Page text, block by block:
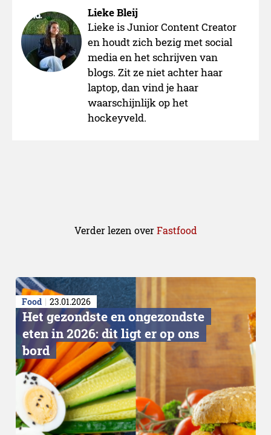
Lieke Bleij
Lieke is Junior Content Creator
en houdt zich bezig met social
media en het schrijven van
blogs. Zit ze niet achter haar
laptop, dan vind je haar
waarschijnlijk op het
hockeyveld.
Verder lezen overFastfood
Food 23.01.2026
Het gezondste en ongezondste
eten in 2026: dit ligt er op ons
bord